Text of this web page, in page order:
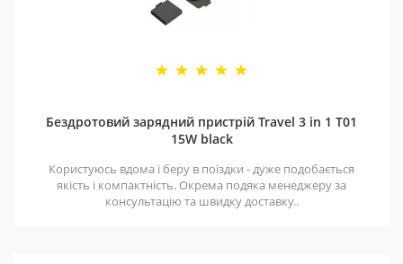
Бездротовий зарядний пристрій Travel 3 in 1 T01
15W black
Користуюсь вдома і беру в поїздки - дуже подобається
якість і компактність. Окрема подяка менеджеру за
консультацію та швидку доставку..